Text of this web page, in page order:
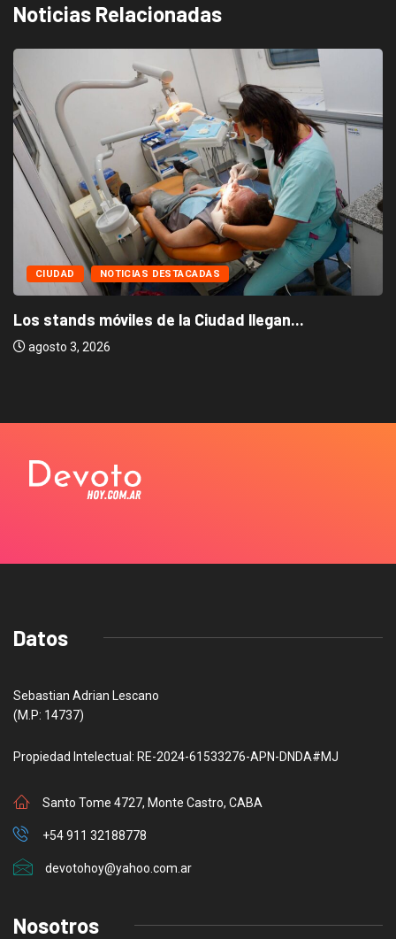
Noticias Relacionadas
CIUDAD NOTICIAS DESTACADAS
Los stands móviles de la Ciudad llegan...
agosto 3, 2026
Datos
Sebastian Adrian Lescano
(M.P: 14737)
Propiedad Intelectual: RE-2024-61533276-APN-DNDA#MJ
Santo Tome 4727, Monte Castro, CABA
+54 911 32188778
devotohoy@yahoo.com.ar
Nosotros